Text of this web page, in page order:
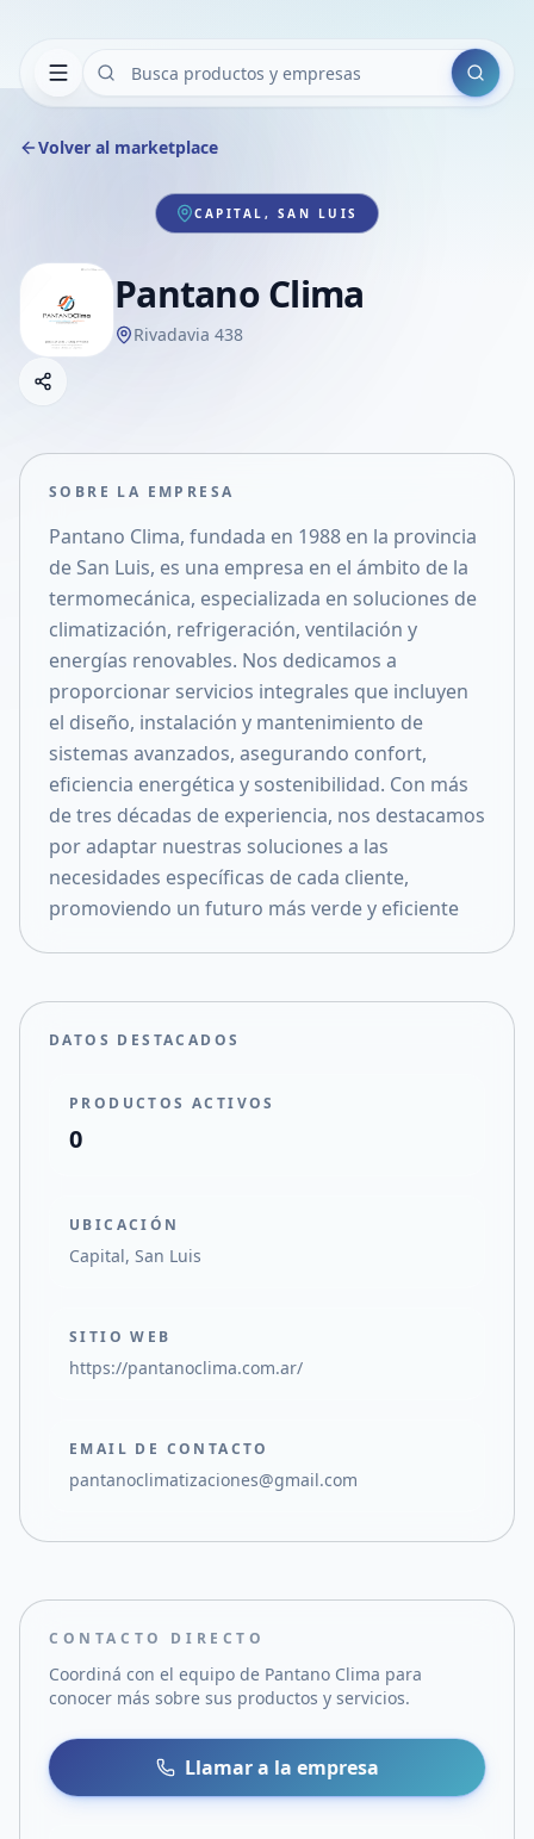
Buscar
Volver al marketplace
CAPITAL, SAN LUIS
Pantano Clima
Rivadavia 438
Compartir empresa
Compartir en X
SOBRE LA EMPRESA
Pantano Clima, fundada en 1988 en la provincia
de San Luis, es una empresa en el ámbito de la
termomecánica, especializada en soluciones de
climatización, refrigeración, ventilación y
energías renovables. Nos dedicamos a
proporcionar servicios integrales que incluyen
el diseño, instalación y mantenimiento de
sistemas avanzados, asegurando confort,
eficiencia energética y sostenibilidad. Con más
de tres décadas de experiencia, nos destacamos
por adaptar nuestras soluciones a las
necesidades específicas de cada cliente,
promoviendo un futuro más verde y eficiente
DATOS DESTACADOS
PRODUCTOS ACTIVOS
0
UBICACIÓN
Capital, San Luis
SITIO WEB
https://pantanoclima.com.ar/
EMAIL DE CONTACTO
pantanoclimatizaciones@gmail.com
CONTACTO DIRECTO
Coordiná con el equipo de Pantano Clima para
conocer más sobre sus productos y servicios.
Llamar a la empresa